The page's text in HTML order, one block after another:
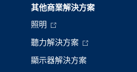
其他商業解決方案
照明
聽力解決方案
顯示器解決方案